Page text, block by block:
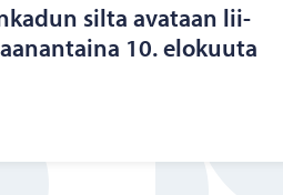
silta ava­taan lii­
10. elo­kuu­ta